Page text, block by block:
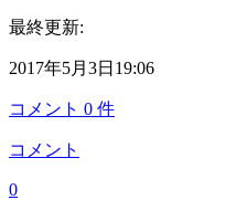
最終更新:
2017年5月3日19:06
コメント 0 件
コメント
0